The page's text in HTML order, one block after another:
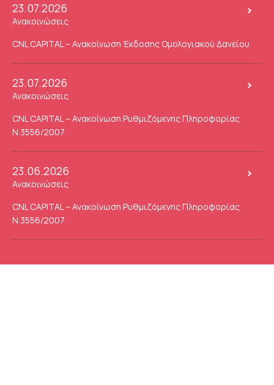
23.07.2026
Ανακοινώσεις
CNL CAPITAL – Ανακοίνωση Έκδοσης Ομολογιακού Δανείου
23.07.2026
Ανακοινώσεις
CNL CAPITAL – Ανακοίνωση Ρυθμιζόμενης Πληροφορίας
Ν.3556/2007
23.06.2026
Ανακοινώσεις
CNL CAPITAL – Ανακοίνωση Ρυθμιζόμενης Πληροφορίας
Ν.3556/2007